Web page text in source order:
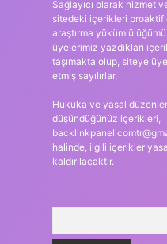
Sağlayıcı olarak hizmet
sitedeki içerikleri proaktif
araştırma
üyelerimiz yazdıkları
taşımakta olup, siteye
etmiş sayılırlar.
Hukuka ve yasal
düşündüğünüz içerikleri,
halinde, ilgili içerikler
kaldırılacaktır.